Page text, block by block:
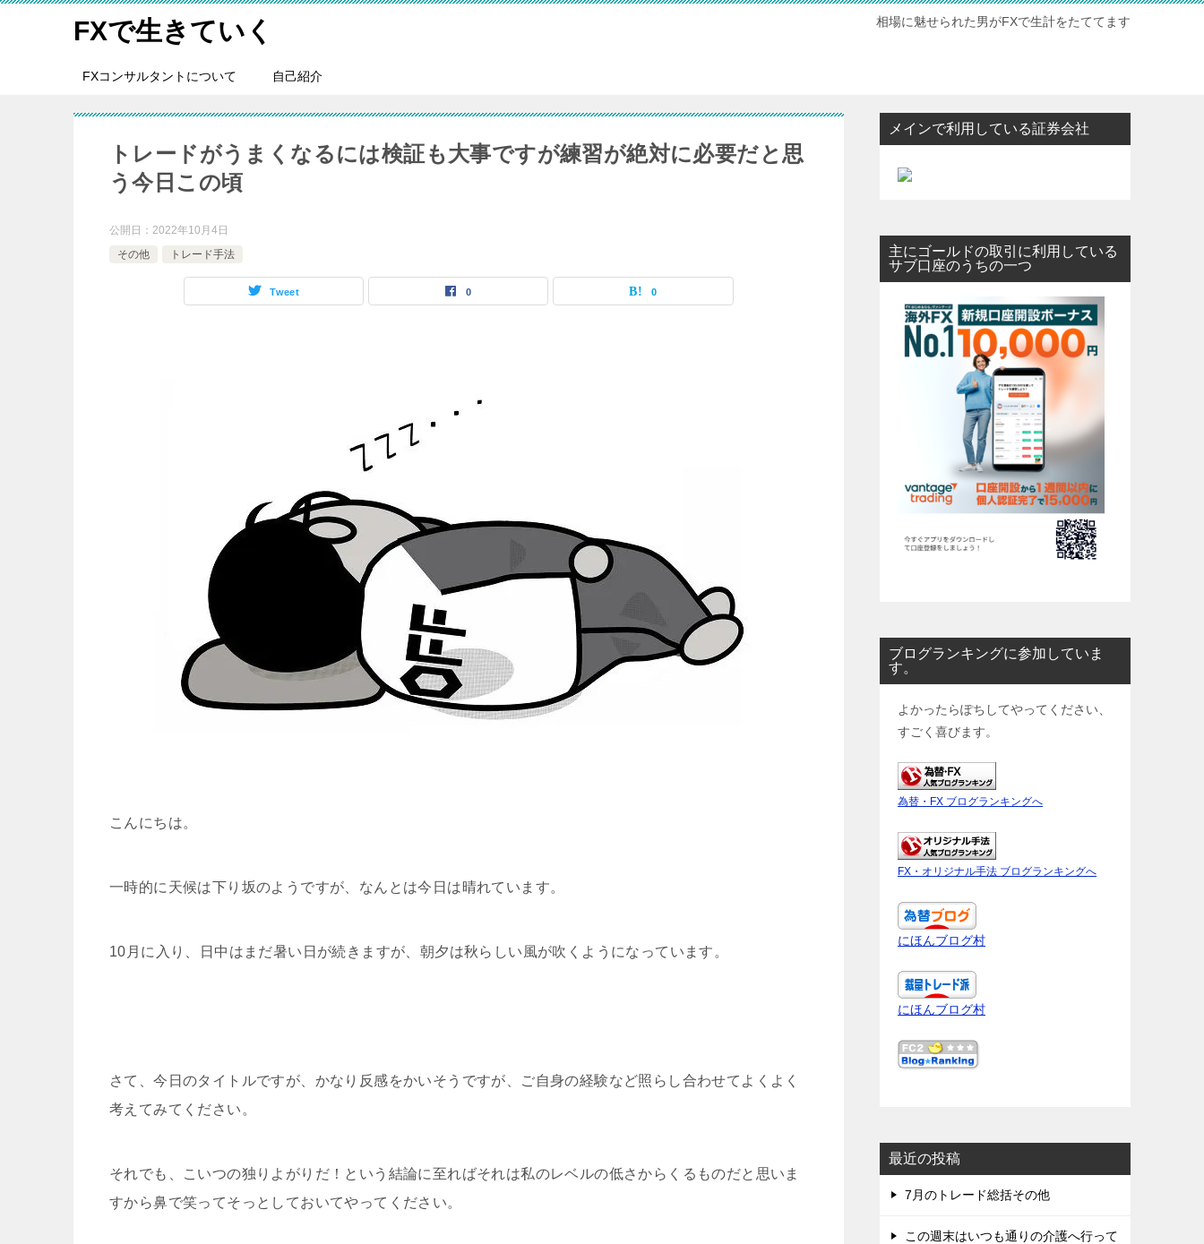
FXで生きていく 相場に魅せられた男がFXで生計をたててます
FXコンサルタントについて 自己紹介
トレードがうまくなるには検証も大事ですが練習が絶対に必要だと思
う今日この頃
公開日： 2022年10月4日
その他
トレード手法
Tweet 0 0
こんにちは。
一時的に天候は下り坂のようですが、なんとは今日は晴れています。
10月に入り、日中はまだ暑い日が続きますが、朝夕は秋らしい風が吹くようになっています。
さて、今日のタイトルですが、かなり反感をかいそうですが、ご自身の経験など照らし合わせてよくよく
考えてみてください。
それでも、こいつの独りよがりだ！という結論に至ればそれは私のレベルの低さからくるものだと思いま
すから鼻で笑ってそっとしておいてやってください。
メインで利用している証券会社
主にゴールドの取引に利用している
サブ口座のうちの一つ
ブログランキングに参加していま
す。
よかったらぽちしてやってください、
すごく喜びます。
為替・FX ブログランキングへ
FX・オリジナル手法 ブログランキングへ
にほんブログ村
にほんブログ村
最近の投稿
7月のトレード総括その他
この週末はいつも通りの介護へ行って